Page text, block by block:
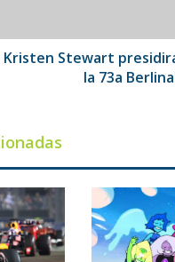
Kristen Stewart
la 73a